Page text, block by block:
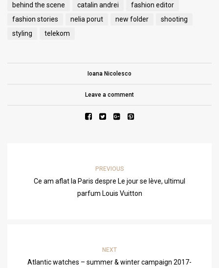
behind the scene catalin andrei
fashion editor
fashion stories
nelia porut new folder
shooting
styling
telekom
Ioana Nicolesco
Leave a comment
PREVIOUS
Ce am aflat la Paris despre Le jour se lève, ultimul
parfum Louis Vuitton
NEXT
Atlantic watches – summer & winter campaign 2017-